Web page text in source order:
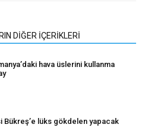
DİĞER İÇERİKLERİ
hava üslerini kullanma
Bükreş’e lüks gökdelen yapacak